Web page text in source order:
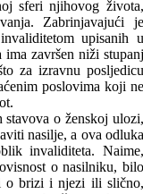
sferi njihovog života,
Zabrinjavajući je
upisanih u
ima završen niži stupanj
za izravnu posljedicu
poslovima koji ne
o ženskoj ulozi,
nasilje, a ova odluka
invaliditeta. Naime,
o nasilniku, bilo
o brizi i njezi ili slično,